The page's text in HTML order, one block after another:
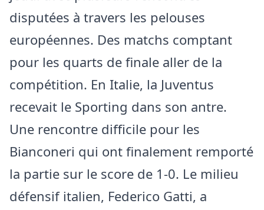
disputées à travers les pelouses
européennes. Des matchs comptant
pour les quarts de finale aller de la
compétition. En Italie, la Juventus
recevait le Sporting dans son antre.
Une rencontre difficile pour les
Bianconeri qui ont finalement remporté
la partie sur le score de 1-0. Le milieu
défensif italien, Federico Gatti, a